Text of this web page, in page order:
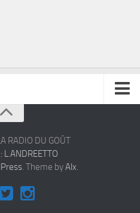
RADIO DU GOÛT
. Theme byAlx